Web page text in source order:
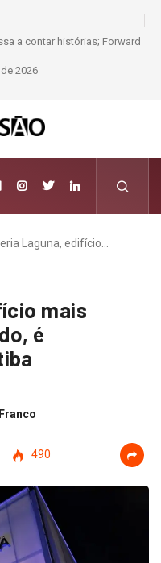
a contar histórias; Forward
novo luxo
2026
Laguna, edifício…
mais
é
490